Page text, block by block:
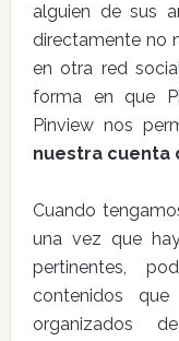
alguien de sus
directamente no
en otra red
forma en que
Pinview nos
nuestra cuenta
Cuando
una vez que
pertinentes,
contenidos
organizados